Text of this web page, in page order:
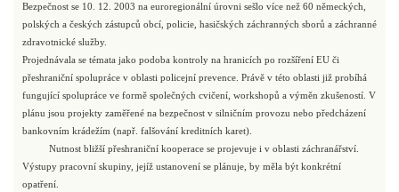
Bezpečnost se 10. 12. 2003 na euroregionální úrovni sešlo více než 60 německých,
polských a českých zástupců obcí, policie, hasičských záchranných sborů a záchranné
zdravotnické služby.
Projednávala se témata jako podoba kontroly na hranicích po rozšíření EU či
přeshraniční spolupráce v oblasti policejní prevence. Právě v této oblasti již probíhá
fungující spolupráce ve formě společných cvičení, workshopů a výměn zkušeností. V
plánu jsou projekty zaměřené na bezpečnost v silničním provozu nebo předcházení
bankovním krádežím (např. falšování kreditních karet).
Nutnost bližší přeshraniční kooperace se projevuje i v oblasti záchranářství.
Výstupy pracovní skupiny, jejíž ustanovení se plánuje, by měla být konkrétní
opatření.